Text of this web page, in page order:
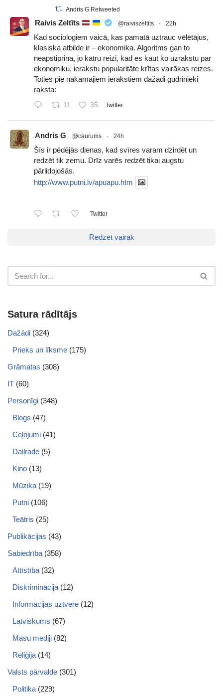
Andris G Retweeted
Raivis Zeltīts @raiviszeltits · 22h
Kad sociologiem vaicā, kas pamatā uztrauc vēlētājus,
klasiska atbilde ir – ekonomika. Algoritms gan to
neapstiprina, jo katru reizi, kad es kaut ko uzrakstu par
ekonomiku, ierakstu popularitāte krītas vairākas reizes.
Toties pie nākamajiem ierakstiem dažādi gudrinieki
raksta:
11 35 Twitter
Andris G @caurums · 24h
Šīs ir pēdējās dienas, kad svīres varam dzirdēt un
redzēt tik zemu. Drīz varēs redzēt tikai augstu
pārlidojošās.
http://www.putni.lv/apuapu.htm
Twitter
Redzēt vairāk
Satura rādītājs
Dažādi (324)
Prieks un līksme (175)
Grāmatas (308)
IT (60)
Personīgi (348)
Blogs (47)
Ceļojumi (41)
Daiļrade (5)
Kino (13)
Mūzika (19)
Putni (106)
Teātris (25)
Publikācijas (43)
Sabiedrība (358)
Attīstība (32)
Diskriminācija (12)
Informācijas uztvere (12)
Latviskums (67)
Masu mediji (82)
Reliģija (14)
Valsts pārvalde (301)
Politika (229)